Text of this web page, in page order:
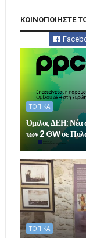
ΚΟΙΝΟΠΟΙΗΣΤΕ
ΤΟΠΙΚΑ
Όμιλος ΔΕΗ: Νέα
των 2 GW σε
ΤΟΠΙΚΑ